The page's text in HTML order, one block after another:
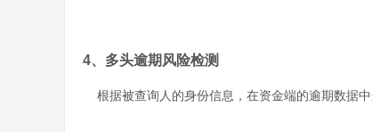
4、多头逾期风险检测
根据被查询人的身份信息，在资金端的逾期数据